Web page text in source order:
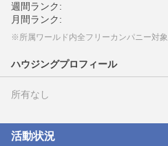
週間ランク:
月間ランク:
※所属ワールド内全フリーカンパニー対象
ハウジングプロフィール
所有なし
活動状況